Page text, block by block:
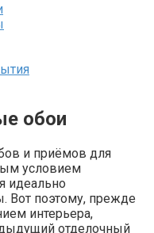
обои
и приёмов для
условием
идеально
Вот поэтому, прежде
интерьера,
отделочный